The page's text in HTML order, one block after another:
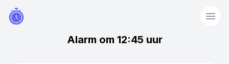
Alarm om 12:45 uur